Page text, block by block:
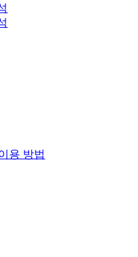
용 방법